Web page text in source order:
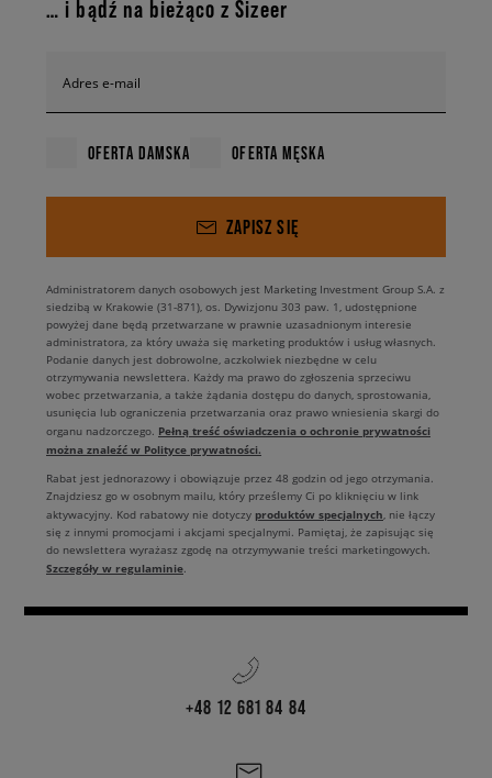
… i bądź na bieżąco z Sizeer
Adres e-mail
OFERTA DAMSKA OFERTA MĘSKA
ZAPISZ SIĘ
Administratorem danych osobowych jest Marketing Investment Group S.A. z
siedzibą w Krakowie (31-871), os. Dywizjonu 303 paw. 1, udostępnione
powyżej dane będą przetwarzane w prawnie uzasadnionym interesie
administratora, za który uważa się marketing produktów i usług własnych.
Podanie danych jest dobrowolne, aczkolwiek niezbędne w celu
otrzymywania newslettera. Każdy ma prawo do zgłoszenia sprzeciwu
wobec przetwarzania, a także żądania dostępu do danych, sprostowania,
usunięcia lub ograniczenia przetwarzania oraz prawo wniesienia skargi do
organu nadzorczego. Pełną treść oświadczenia o ochronie prywatności
można znaleźć w Polityce prywatności.
Rabat jest jednorazowy i obowiązuje przez 48 godzin od jego otrzymania.
Znajdziesz go w osobnym mailu, który prześlemy Ci po kliknięciu w link
aktywacyjny. Kod rabatowy nie dotyczy produktów specjalnych, nie łączy
się z innymi promocjami i akcjami specjalnymi. Pamiętaj, że zapisując się
do newslettera wyrażasz zgodę na otrzymywanie treści marketingowych.
Szczegóły w regulaminie.
+48 12 681 84 84